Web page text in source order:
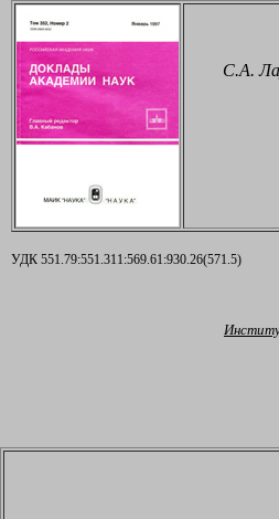
С.А.
УДК 551.79:551.311:569.61:930.26(571.5)